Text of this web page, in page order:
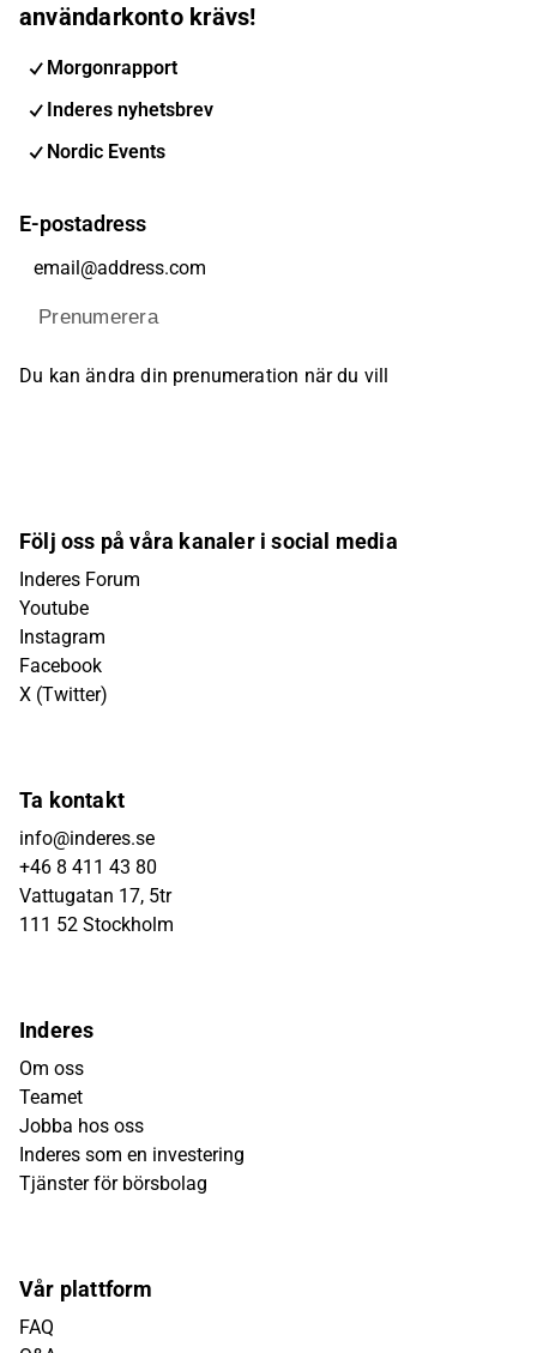
användarkonto krävs!
Morgonrapport
Inderes nyhetsbrev
Nordic Events
E-postadress
Prenumerera
Du kan ändra din prenumeration när du vill
Följ oss på våra kanaler i social media
Inderes Forum
Youtube
Instagram
Facebook
X (Twitter)
Ta kontakt
info@inderes.se
+46 8 411 43 80
Vattugatan 17, 5tr
111 52 Stockholm
Inderes
Om oss
Teamet
Jobba hos oss
Inderes som en investering
Tjänster för börsbolag
Vår plattform
FAQ